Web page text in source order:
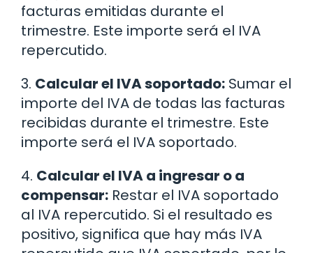
facturas emitidas durante el
trimestre. Este importe será el IVA
repercutido.
3. Calcular el IVA soportado: Sumar el
importe del IVA de todas las facturas
recibidas durante el trimestre. Este
importe será el IVA soportado.
4. Calcular el IVA a ingresar o a
compensar: Restar el IVA soportado
al IVA repercutido. Si el resultado es
positivo, significa que hay más IVA